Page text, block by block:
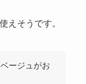
えそうです。
ージュがお